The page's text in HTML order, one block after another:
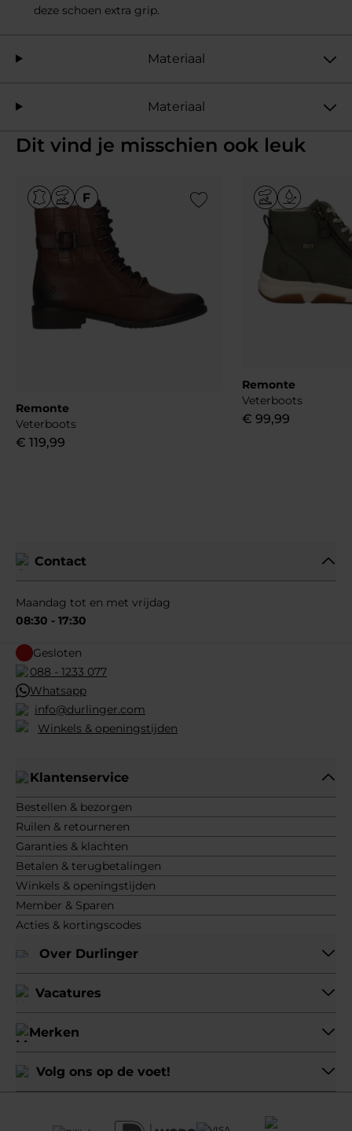
deze schoen extra grip.
Materiaal
Materiaal
Dit vind je misschien ook leuk
Add to Wishlist
Remonte
Veterboots
€ 119,99
Remonte
Veterboots
€ 99,99
Contact
Maandag tot en met vrijdag
08:30 - 17:30
Gesloten
088 - 1233 077
Whatsapp
info@durlinger.com
Winkels & openingstijden
Klantenservice
Bestellen & bezorgen
Ruilen & retourneren
Garanties & klachten
Betalen & terugbetalingen
Winkels & openingstijden
Member & Sparen
Acties & kortingscodes
Over Durlinger
Vacatures
Merken
Volg ons op de voet!